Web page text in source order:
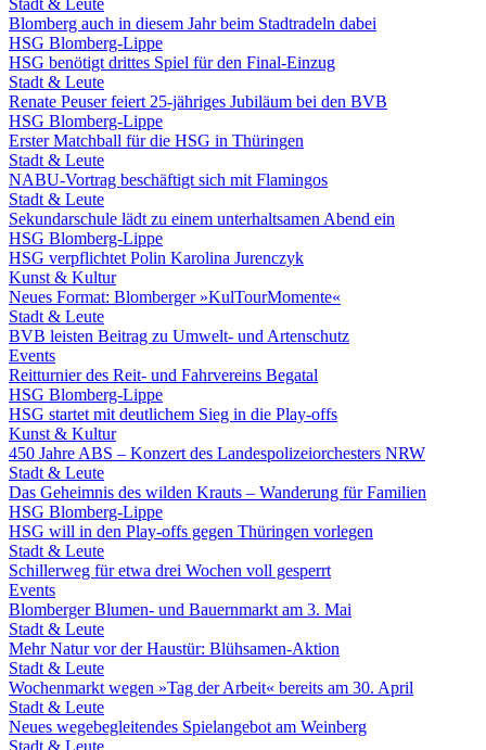
Stadt & Leute
Blomberg auch in diesem Jahr beim Stadtradeln dabei
HSG Blomberg-Lippe
HSG benötigt drittes Spiel für den Final-Einzug
Stadt & Leute
Renate Peuser feiert 25-jähriges Jubiläum bei den BVB
HSG Blomberg-Lippe
Erster Matchball für die HSG in Thüringen
Stadt & Leute
NABU-Vortrag beschäftigt sich mit Flamingos
Stadt & Leute
Sekundarschule lädt zu einem unterhaltsamen Abend ein
HSG Blomberg-Lippe
HSG verpflichtet Polin Karolina Jurenczyk
Kunst & Kultur
Neues Format: Blomberger »KulTourMomente«
Stadt & Leute
BVB leisten Beitrag zu Umwelt- und Artenschutz
Events
Reitturnier des Reit- und Fahrvereins Begatal
HSG Blomberg-Lippe
HSG startet mit deutlichem Sieg in die Play-offs
Kunst & Kultur
450 Jahre ABS – Konzert des Landespolizeiorchesters NRW
Stadt & Leute
Das Geheimnis des wilden Krauts – Wanderung für Familien
HSG Blomberg-Lippe
HSG will in den Play-offs gegen Thüringen vorlegen
Stadt & Leute
Schillerweg für etwa drei Wochen voll gesperrt
Events
Blomberger Blumen- und Bauernmarkt am 3. Mai
Stadt & Leute
Mehr Natur vor der Haustür: Blühsamen-Aktion
Stadt & Leute
Wochenmarkt wegen »Tag der Arbeit« bereits am 30. April
Stadt & Leute
Neues wegebegleitendes Spielangebot am Weinberg
Stadt & Leute